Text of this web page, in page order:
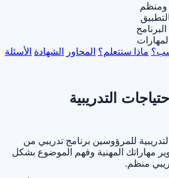
ماذا ستتعلم؟ المحاور الشهادة الأسئلة
التدريبية
للمرؤوسين برنامج تدريبي من
مهاراتك المهنية وفهم الموضوع بشكل
منظم.